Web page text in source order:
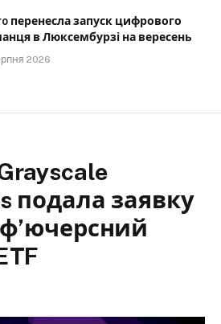
перенесла запуск цифрового
в Люксембурзі на вересень
2026
подала заявку